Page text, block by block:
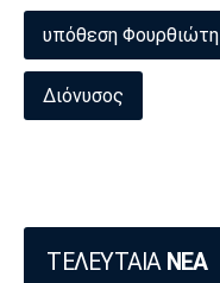
υπόθεση Φουρθιώτη
Διόνυσος
ΤΕΛΕΥΤΑΙΑ ΝΕΑ